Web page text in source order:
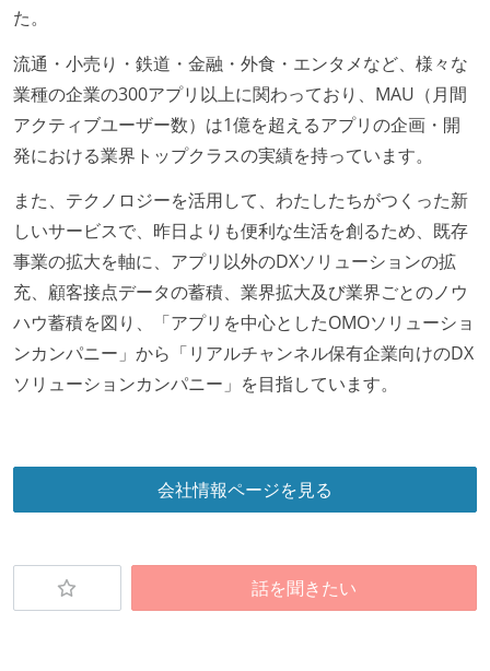
た。
流通・小売り・鉄道・金融・外食・エンタメなど、様々な
業種の企業の300アプリ以上に関わっており、MAU（月間
アクティブユーザー数）は1億を超えるアプリの企画・開
発における業界トップクラスの実績を持っています。
また、テクノロジーを活用して、わたしたちがつくった新
しいサービスで、昨日よりも便利な生活を創るため、既存
事業の拡大を軸に、アプリ以外のDXソリューションの拡
充、顧客接点データの蓄積、業界拡大及び業界ごとのノウ
ハウ蓄積を図り、「アプリを中心としたOMOソリューショ
ンカンパニー」から「リアルチャンネル保有企業向けのDX
ソリューションカンパニー」を目指しています。
会社情報ページを見る
話を聞きたい